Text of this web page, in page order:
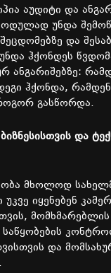
აუდიტი და
უნდა
შეცდომებზე და
უნდა ჰქონდეს
ანგარიშებზე:
ჰქონდა,
გასწორდა.
ბიზნესისთვის და
მხოლოდ
უკვე იყენებენ
, მომხმარებლის
საწყობების
და
.